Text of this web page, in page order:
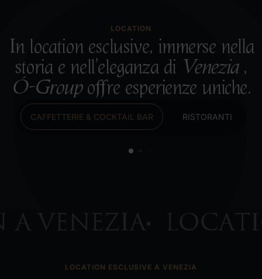
LOCATION
In location esclusive, immerse nella
storia e nell’eleganza di Venezia ,
Ó-Groupoffre esperienze uniche.
CAFFETTERIE & COCKTAIL BAR RISTORANTI
VENEZIA
LOCATION ESCLUSIVE A VENEZIA